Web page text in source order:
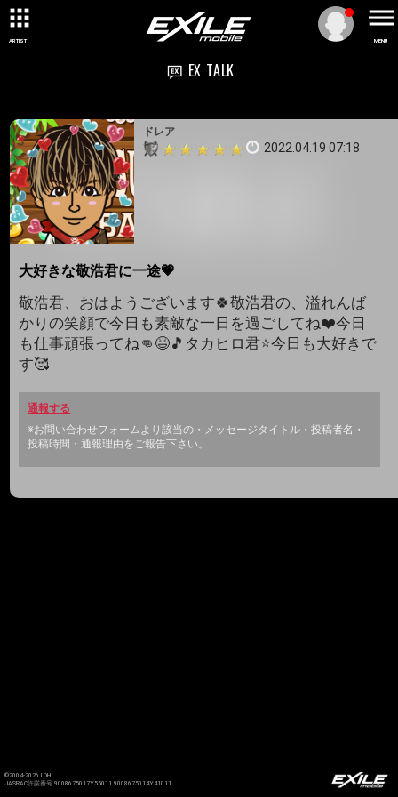
ARTIST MENU
EX TALK
ドレア
2022.04.19 07:18
大好きな敬浩君に一途💗
敬浩君、おはようございます🍀敬浩君の、溢れんば
かりの笑顔で今日も素敵な一日を過ごしてね❤️今日
も仕事頑張ってね👊😆🎵タカヒロ君⭐今日も大好きで
す🥰
通報する
※お問い合わせフォームより該当の・メッセージタイトル・投稿者名・
投稿時間・通報理由をご報告下さい。
©2004-2026 LDH
JASRAC許諾番号 9008675017Y55011 9008675014Y41011